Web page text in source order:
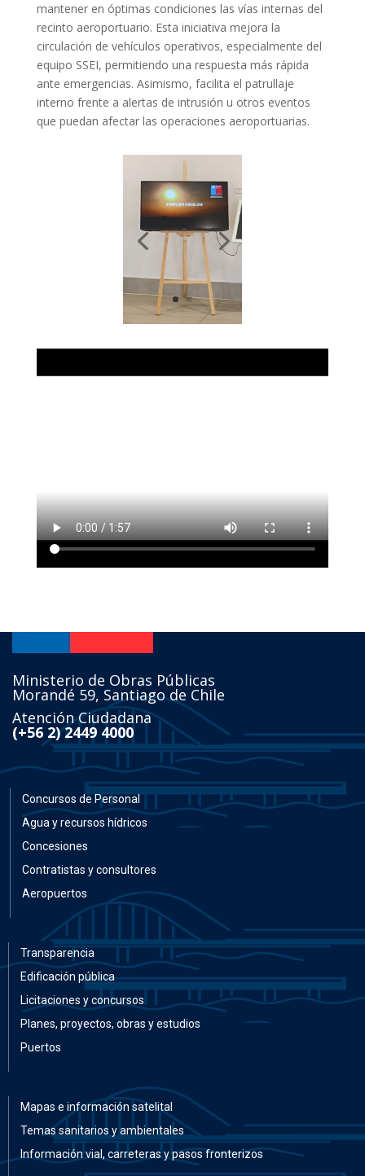
mantener en óptimas condiciones las vías internas del
recinto aeroportuario. Esta iniciativa mejora la
circulación de vehículos operativos, especialmente del
equipo SSEI, permitiendo una respuesta más rápida
ante emergencias. Asimismo, facilita el patrullaje
interno frente a alertas de intrusión u otros eventos
que puedan afectar las operaciones aeroportuarias.
Ministerio de Obras Públicas
Morandé 59, Santiago de Chile
Atención Ciudadana
(+56 2) 2449 4000
Concursos de Personal
Agua y recursos hídricos
Concesiones
Contratistas y consultores
Aeropuertos
Transparencia
Edificación pública
Licitaciones y concursos
Planes, proyectos, obras y estudios
Puertos
Mapas e información satelital
Temas sanitarios y ambientales
Información vial, carreteras y pasos fronterizos